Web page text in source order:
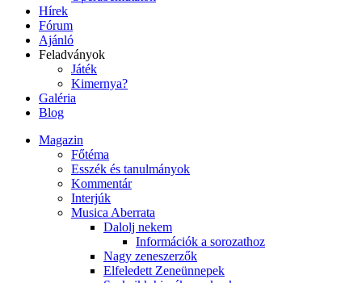
Hírek
Fórum
Ajánló
Feladványok
Játék
Kimernya?
Galéria
Blog
Magazin
Főtéma
Esszék és tanulmányok
Kommentár
Interjúk
Musica Aberrata
Dalolj nekem
Információk a sorozathoz
Nagy zeneszerzők
Elfeledett Zeneünnepek